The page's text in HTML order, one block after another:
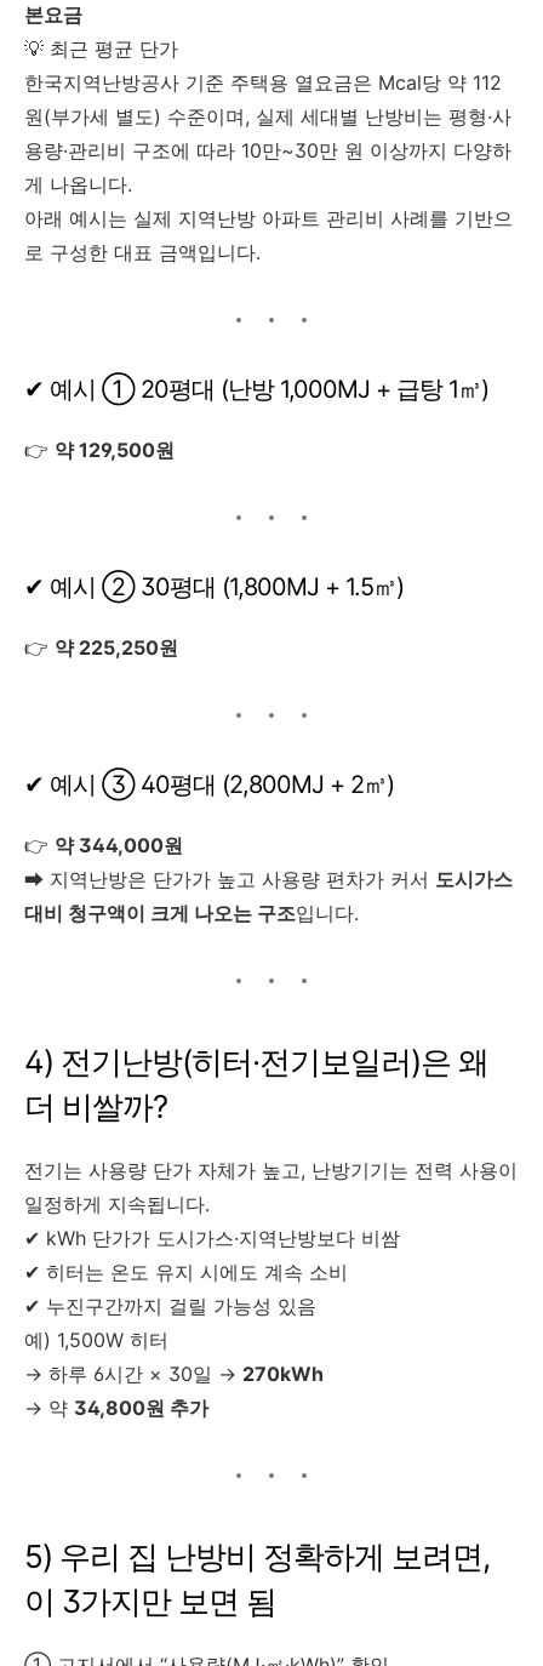
본요금
💡 최근 평균 단가
한국지역난방공사 기준 주택용 열요금은 Mcal당 약 112
원(부가세 별도) 수준이며, 실제 세대별 난방비는 평형·사
용량·관리비 구조에 따라 10만~30만 원 이상까지 다양하
게 나옵니다.
아래 예시는 실제 지역난방 아파트 관리비 사례를 기반으
로 구성한 대표 금액입니다.
✔ 예시 ① 20평대 (난방 1,000MJ + 급탕 1㎥)
👉 약 129,500원
✔ 예시 ② 30평대 (1,800MJ + 1.5㎥)
👉 약 225,250원
✔ 예시 ③ 40평대 (2,800MJ + 2㎥)
👉 약 344,000원
➡ 지역난방은 단가가 높고 사용량 편차가 커서 도시가스
대비 청구액이 크게 나오는 구조입니다.
4) 전기난방(히터·전기보일러)은 왜
더 비쌀까?
전기는 사용량 단가 자체가 높고, 난방기기는 전력 사용이
일정하게 지속됩니다.
✔ kWh 단가가 도시가스·지역난방보다 비쌈
✔ 히터는 온도 유지 시에도 계속 소비
✔ 누진구간까지 걸릴 가능성 있음
예) 1,500W 히터
→ 하루 6시간 × 30일 → 270kWh
→ 약 34,800원 추가
5) 우리 집 난방비 정확하게 보려면,
이 3가지만 보면 됨